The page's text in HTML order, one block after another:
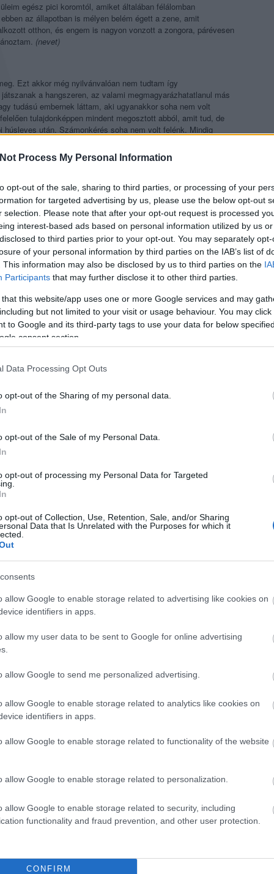
Process My Personal Information
opt-out of the sale, sharing to third parties, or processing of your
for targeted advertising by us, please use the below opt-out
selection. Please note that after your opt-out request is processed
interest-based ads based on personal information utilized by us
to third parties prior to your opt-out. You may separately
of your personal information by third parties on the IAB’s list of
This information may also be disclosed by us to third parties on the
Participants that may further disclose it to other third parties.
that this website/app uses one or more Google services and may
but not limited to your visit or usage behaviour. You may
to Google and its third-party tags to use your data for below
consent section.
Data Processing Opt Outs
opt-out of the Sharing of my personal data.
opt-out of the Sale of my Personal Data.
opt-out of processing my Personal Data for Targeted
opt-out of Collection, Use, Retention, Sale, and/or Sharing
Data that Is Unrelated with the Purposes for which it
allow Google to enable storage related to advertising like cookies on
identifiers in apps.
allow my user data to be sent to Google for online advertising
allow Google to send me personalized advertising.
allow Google to enable storage related to analytics like cookies on
identifiers in apps.
allow Google to enable storage related to functionality of the website
allow Google to enable storage related to personalization.
allow Google to enable storage related to security, including
functionality and fraud prevention, and other user protection.
CONFIRM
egész pici koromtól, amiket általában félálomban
az állapotban is mélyen belém égett a zene, amit
otthon, és engem is nagyon vonzott a zongora, párévesen
(nevet)
Ezt akkor még nyilvánvalóan nem tudtam így
a hangszeren, az valami megmagyarázhatatlanul más
tudású embernek láttam, aki ugyanakkor soha nem volt
tulajdonképpen mindent megosztott abból, amit tud, de
után. Számonkérés soha nem volt felénk. Mindig
és olyankor viszont mindent megkaptunk, amire szükségünk
írtál egy pároldalas invenciót, két szólamban, bartókos
szüleidnek?
el aBach Kétszólamú invenciók at játszani a zeneiskolában,
visszafelé, vagy ha egy másik zenei nyelven,
a világ legeredetibb ötlete, de érdekes, hogy felhoztad, mert
Jó ideig a romantikus komponálás dominált az
de 2020 óta elvégeztem az alkalmazott zeneszerzés szakot,
fogok diplomázni, szóval az utóbbi években
aminek ezek szerint már gyerekként megvoltak az alapjai.
megmaradt benned?
neki, és ahogy instruált, az nagyon megragadt.
passzol oda, de nem mondta meg, mi hogy legyen. Nekem
rá dolgokra. A Zeneakadémián én is ezt a szemléletet
szerepet kap az, amit a jazz jelentett itthon a 80-as, 90-es
meghatározó volt, hogy korlátozottan fértek csak hozzá
a
klasszikus zenével, és kiváltképp
Bartók és
a kettő elegyéből kialakult egy nagyon sajátos
ha halljuk valakinek a játékán, honnan jött, mert ez ad
és talán rám is, mert egy olyan fogalmazásmódot viszek
konkrét zenei paraméterekben, hanem érzésekben,
különböző zenét is játszunk, mindenképp egy tőről fakad.
és találj egy saját hangot?
az lett volna az elsődleges cél egy album megírásakor, hogy
zene született volna. Alapvető esztétikai igény bennem,
dolgot csinálni, próbálom kerülni az „egyszer már bevált”
azAt the Back of My Mind a modern mainstream kategóriába illő,
kikacsintással a kortárs klasszikus zenére. A következő
ezen az úton, és aLukács Miklóscimbalomművésszel
impulzívabb anyag.